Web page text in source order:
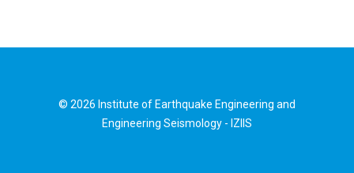
© 2026 Institute of Earthquake Engineering and
Engineering Seismology - IZIIS